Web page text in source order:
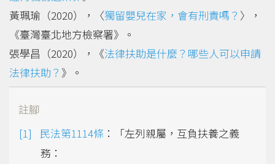
黃珮瑜（2020），〈獨留嬰兒在家，會有刑責嗎？ 〉，
《臺灣臺北地方檢察署》。
張學昌（2020），《法律扶助是什麼？哪些人可以申請
法律扶助？ 》。
註腳
民法第1114條 ：「左列親屬，互負扶養之義
務：